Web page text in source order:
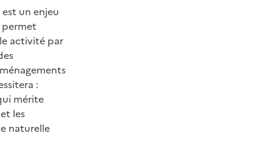
un enjeu
activité par
:
mérite
les
naturelle